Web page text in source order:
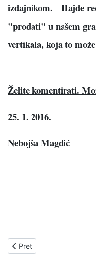
izdajnikom. Hajde
"prodati" u našem
vertikala, koja to
Želite komentirati.
25. 1. 2016.
Nebojša Magdić
Prethodni članak: JESU LI
Pret